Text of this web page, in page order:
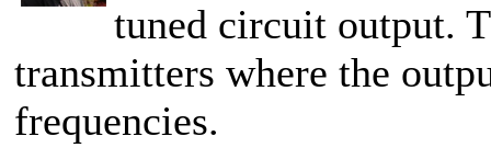
tuned circuit output.
transmitters where the
frequencies.